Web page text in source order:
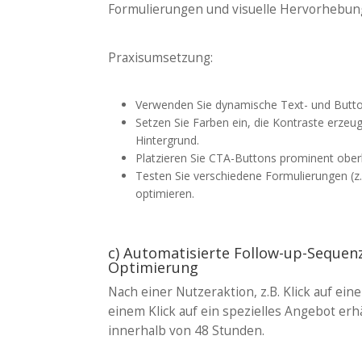
Formulierungen und visuelle
Praxisumsetzung:
Verwenden Sie dynamische Text- und
Setzen Sie Farben ein, die Kontraste
Hintergrund.
Platzieren Sie CTA-Buttons prominent
Testen Sie verschiedene Formulierungen
optimieren.
c) Automatisierte Follow-up-
Optimierung
Nach einer Nutzeraktion, z.B. Klick auf
einem Klick auf ein spezielles Angebot
innerhalb von 48 Stunden.